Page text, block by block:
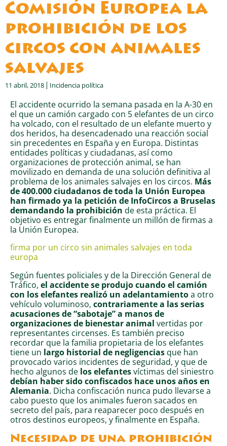
Comisión Europea la
prohibición de los
circos con animales
salvajes
11 abril, 2018 Incidencia política
El accidente ocurrido la semana pasada en la A-30 en
el que un camión cargado con 5 elefantes de un circo
ha volcado, con el resultado de un elefante muerto y
dos heridos, ha desencadenado una reacción social
sin precedentes en España y en Europa. Distintas
entidades políticas y ciudadanas, así como
organizaciones de protección animal, se han
movilizado en demanda de una solución definitiva al
problema de los animales salvajes en los circos. Más
de 400.000 ciudadanos de toda la Unión Europea
han firmado ya la petición de InfoCircos a Bruselas
demandando la prohibición de esta práctica. El
objetivo es entregar finalmente un millón de firmas a
la Unión Europea.
firma por un circo sin animales salvajes en toda
europa
Según fuentes policiales y de la Dirección General de
Tráfico, el accidente se produjo cuando el camión
con los elefantes realizó un adelantamientoa otro
vehículo voluminoso, contrariamente a las serias
acusaciones de “sabotaje” a manos de
organizaciones de bienestar animal vertidas por
representantes circenses. Es también preciso
recordar que la familia propietaria de los elefantes
tiene un largo historial de negligencias que han
provocado varios incidentes de seguridad, y que de
hecho algunos de los elefantesvíctimas del siniestro
debían haber sido confiscados hace unos años en
Alemania. Dicha confiscación nunca pudo llevarse a
cabo puesto que los animales fueron sacados en
secreto del país, para reaparecer poco después en
otros destinos europeos, y finalmente en España.
Necesidad de una prohibición